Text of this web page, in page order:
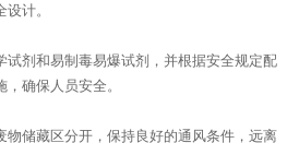
计。
试剂和易制毒易爆试剂，并根据安全规定配
确保人员安全。
物储藏区分开，保持良好的通风条件，远离